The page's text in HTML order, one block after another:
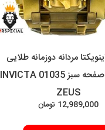
مردانه دوزمانه طلایی
کرنوگراف صفحه سبز 01035 INVICTA
ZEUS
12,989,000 تومان